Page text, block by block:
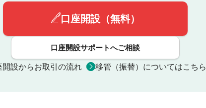
口座開設（無料）
口座開設サポートへご相談
開設からお取引の流れ 移管（振替）についてはこちら